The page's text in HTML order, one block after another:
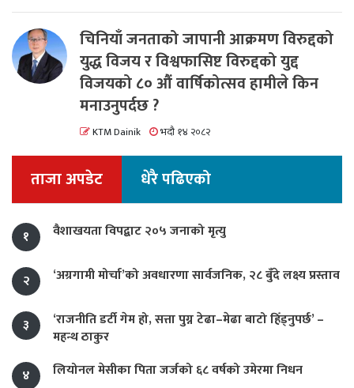
चिनियाँ जनताको जापानी आक्रमण विरुद्दको
युद्ध विजय र विश्वफासिष्ट विरुद्दको युद्द
विजयको ८० औं वार्षिकोत्सव हामीले किन
मनाउनुपर्दछ ?
KTM Dainik भदौ १४ २०८२
ताजा अपडेट धेरै पढिएको
१ वैशाखयता विपद्बाट २०५ जनाको मृत्यु
२ ‘अग्रगामी मोर्चा’को अवधारणा सार्वजनिक, २८ बुँदे लक्ष्य प्रस्ताव
३
‘राजनीति डर्टी गेम हो, सत्ता पुग्न टेढा–मेढा बाटो हिँड्नुपर्छ’ –
महन्थ ठाकुर
४
लियोनल मेसीका पिता जर्जको ६८ वर्षको उमेरमा निधन